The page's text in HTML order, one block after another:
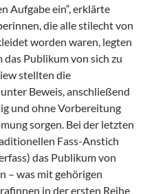
Aufgabe ein“, erklärte
die alle stilecht von
worden waren, legten
das Publikum von sich zu
stellten die
Beweis, anschließend
und ohne Vorbereitung
sorgen. Bei der letzten
Fass-Anstich
das Publikum von
– was mit gehörigen
in der ersten Reihe